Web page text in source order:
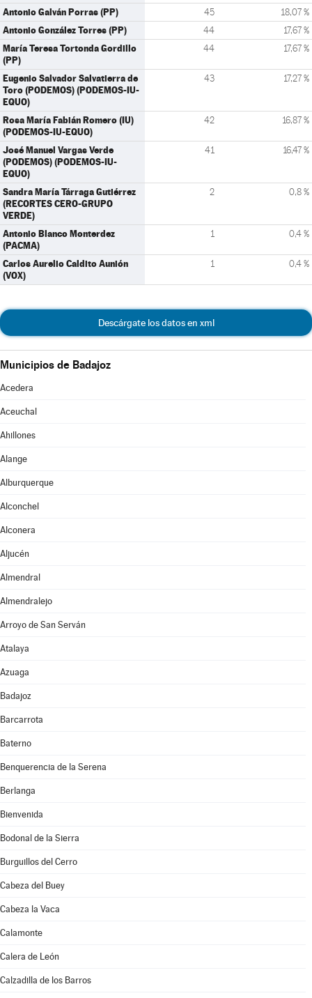
Antonio Galván Porras (PP) 45 18,07 %
Antonio González Torres (PP) 44 17,67 %
María Teresa Tortonda Gordillo
(PP)
44 17,67 %
Eugenio Salvador Salvatierra de
Toro (PODEMOS) (PODEMOS-IU-
EQUO)
43 17,27 %
Rosa María Fabián Romero (IU)
(PODEMOS-IU-EQUO)
42 16,87 %
José Manuel Vargas Verde
(PODEMOS) (PODEMOS-IU-
EQUO)
41 16,47 %
Sandra María Tárraga Gutiérrez
(RECORTES CERO-GRUPO
VERDE)
2 0,8 %
Antonio Blanco Monterdez
(PACMA)
1 0,4 %
Carlos Aurelio Caldito Aunión
(VOX)
1 0,4 %
Descárgate los datos en xml
Municipios de Badajoz
Acedera
Aceuchal
Ahillones
Alange
Alburquerque
Alconchel
Alconera
Aljucén
Almendral
Almendralejo
Arroyo de San Serván
Atalaya
Azuaga
Badajoz
Barcarrota
Baterno
Benquerencia de la Serena
Berlanga
Bienvenida
Bodonal de la Sierra
Burguillos del Cerro
Cabeza del Buey
Cabeza la Vaca
Calamonte
Calera de León
Calzadilla de los Barros